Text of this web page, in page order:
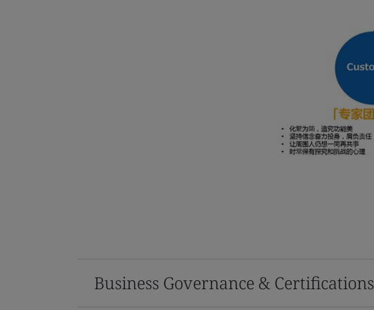
Business Governance & Certifications